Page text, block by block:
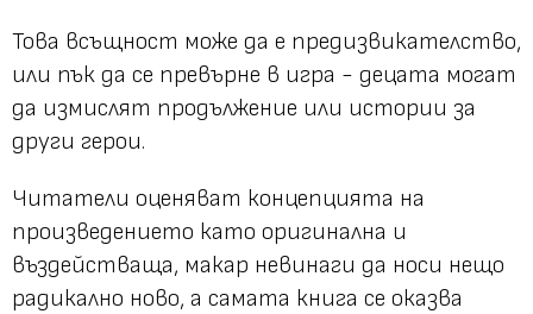
Това всъщност може да е предизвикателство,
или пък да се превърне в игра - децата могат
да измислят продължение или истории за
други герои.
Читатели оценяват концепцията на
произведението като оригинална и
въздействаща, макар невинаги да носи нещо
радикално ново, а самата книга се оказва